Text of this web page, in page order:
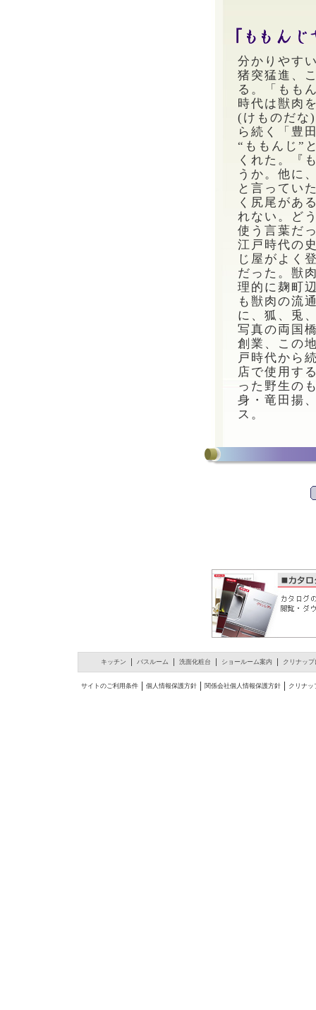
分かりやす
猪突猛進、
る。「もも
時代は獣肉
(けものだな
ら続く「豊
“ももんじ”
くれた。『
うか。他に
と言ってい
く尻尾があ
れない。ど
使う言葉だ
江戸時代の
じ屋がよく
だった。獣
理的に麹町
も獣肉の流
に、狐、兎
写真の両国
創業、この
戸時代から
店で使用す
った野生の
身・竜田揚
ス。
キッチン バスルーム 洗面化粧台 ショールーム案内 クリナッ
サイトのご利用条件 個人情報保護方針 関係会社個人情報保護方針 クリナッ